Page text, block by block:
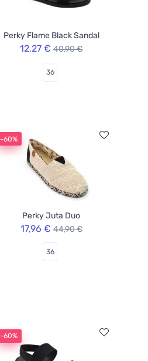
Perky Flame Black Sandal
12,27 € 40,90 €
36
-60%
Perky Juta Duo
17,96 € 44,90 €
36
-60%